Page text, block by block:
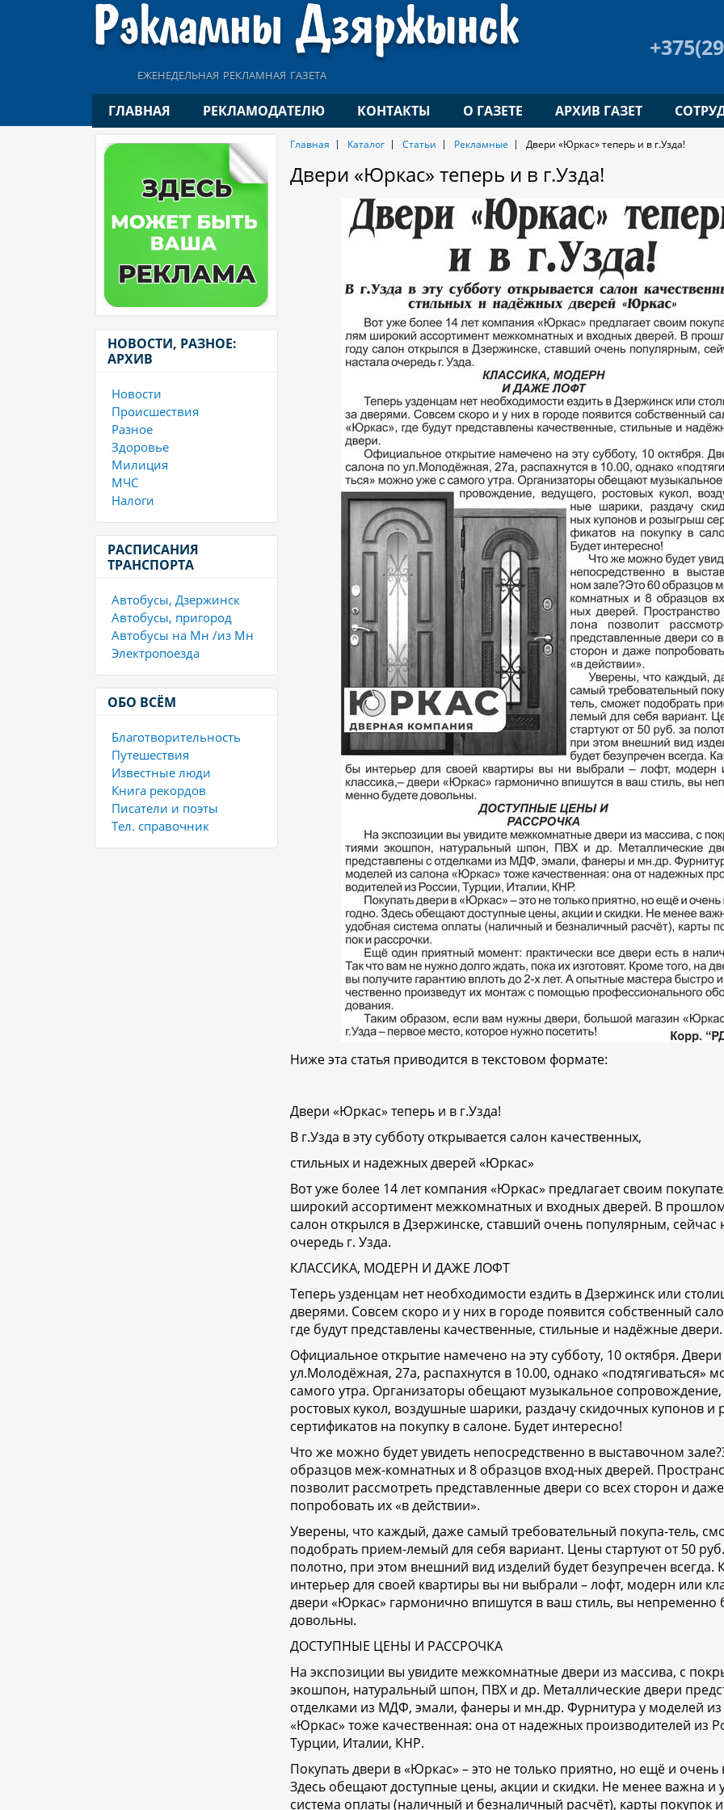
еженедельная рекламная газета
ГЛАВНАЯ РЕКЛАМОДАТЕЛЮ КОНТАКТЫ О ГАЗЕТЕ АРХИВ ГАЗЕТ
НОВОСТИ, РАЗНОЕ:
АРХИВ
Новости
Происшествия
Разное
Здоровье
Милиция
МЧС
Налоги
РАСПИСАНИЯ
ТРАНСПОРТА
Автобусы, Дзержинск
Автобусы, пригород
Автобусы на Мн /из Мн
Электропоезда
ОБО ВСЁМ
Благотворительность
Путешествия
Известные люди
Книга рекордов
Писатели и поэты
Тел. справочник
Главная Каталог Статьи Рекламные Двери «Юркас» теперь и в г.Узда!
Двери «Юркас» теперь и в г.Узда!
Ниже эта статья приводится в текстовом формате:
Двери «Юркас» теперь и в г.Узда!
В г.Узда в эту субботу открывается салон качественных,
стильных и надежных дверей «Юркас»
Вот уже более 14 лет компания «Юркас» предлагает своим
широкий ассортимент межкомнатных и входных дверей. В
салон открылся в Дзержинске, ставший очень популярным, сейчас
очередь г. Узда.
КЛАССИКА, МОДЕРН И ДАЖЕ ЛОФТ
Теперь узденцам нет необходимости ездить в Дзержинск или
дверями. Совсем скоро и у них в городе появится собственный
где будут представлены качественные, стильные и надёжные двери.
Официальное открытие намечено на эту субботу, 10 октября.
ул.Молодёжная, 27а, распахнутся в 10.00, однако «подтягиваться»
самого утра. Организаторы обещают музыкальное
ростовых кукол, воздушные шарики, раздачу скидочных купонов
сертификатов на покупку в салоне. Будет интересно!
Что же можно будет увидеть непосредственно в выставочном
образцов меж-комнатных и 8 образцов вход-ных дверей.
позволит рассмотреть представленные двери со всех сторон и даже
попробовать их «в действии».
Уверены, что каждый, даже самый требовательный покупа-тель,
подобрать прием-лемый для себя вариант. Цены стартуют от 50
полотно, при этом внешний вид изделий будет безупречен всегда.
интерьер для своей квартиры вы ни выбрали – лофт, модерн или
двери «Юркас» гармонично впишутся в ваш стиль, вы непременно
довольны.
ДОСТУПНЫЕ ЦЕНЫ И РАССРОЧКА
На экспозиции вы увидите межкомнатные двери из массива, с
экошпон, натуральный шпон, ПВХ и др. Металлические двери
отделками из МДФ, эмали, фанеры и мн.др. Фурнитура у моделей из
«Юркас» тоже качественная: она от надежных производителей из
Турции, Италии, КНР.
Покупать двери в «Юркас» – это не только приятно, но ещё и очень
Здесь обещают доступные цены, акции и скидки. Не менее важна и
система оплаты (наличный и безналичный расчёт), карты покупок и